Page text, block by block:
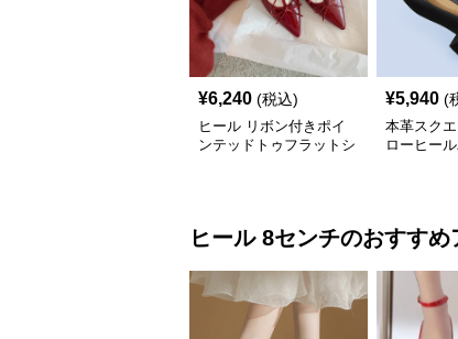
¥6,240 (税込)
ヒール リボン付きポイ
ンテッドトゥフラットシ
¥5,940 (
本革スク
ローヒー
ヒール 8センチのおすすめ